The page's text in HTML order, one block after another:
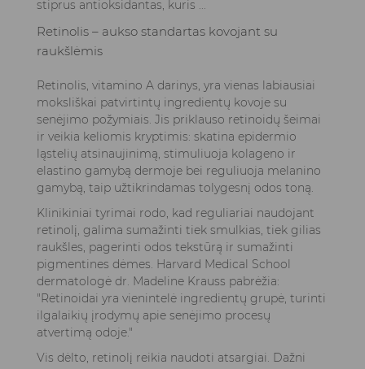
stiprus antioksidantas, kuris ...
Retinolis – aukso standartas kovojant su
raukšlėmis
Retinolis, vitamino A darinys, yra vienas labiausiai
moksliškai patvirtintų ingredientų kovoje su
senėjimo požymiais. Jis priklauso retinoidų šeimai
ir veikia keliomis kryptimis: skatina epidermio
ląstelių atsinaujinimą, stimuliuoja kolageno ir
elastino gamybą dermoje bei reguliuoja melanino
gamybą, taip užtikrindamas tolygesnį odos toną.
Klinikiniai tyrimai rodo, kad reguliariai naudojant
retinolį, galima sumažinti tiek smulkias, tiek gilias
raukšles, pagerinti odos tekstūrą ir sumažinti
pigmentines dėmes. Harvard Medical School
dermatologė dr. Madeline Krauss pabrėžia:
"Retinoidai yra vienintelė ingredientų grupė, turinti
ilgalaikių įrodymų apie senėjimo procesų
atvertimą odoje."
Vis dėlto, retinolį reikia naudoti atsargiai. Dažni